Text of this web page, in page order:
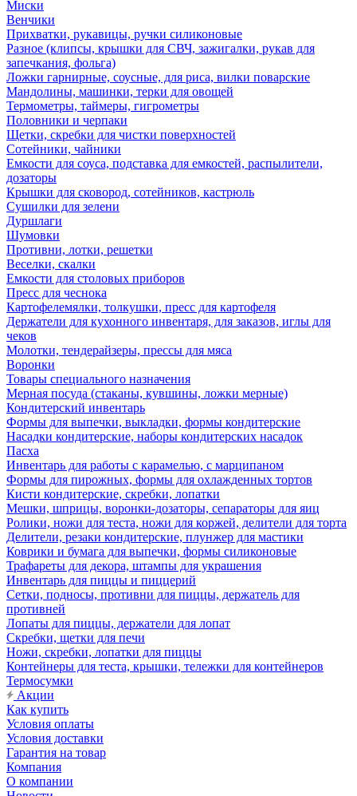
Миски
Венчики
Прихватки, рукавицы, ручки силиконовые
Разное (клипсы, крышки для СВЧ, зажигалки, рукав для
запечкания, фольга)
Ложки гарнирные, соусные, для риса, вилки поварские
Мандолины, машинки, терки для овощей
Термометры, таймеры, гигрометры
Половники и черпаки
Щетки, скребки для чистки поверхностей
Сотейники, чайники
Емкости для соуса, подставка для емкостей, распылители,
дозаторы
Крышки для сковород, сотейников, кастрюль
Сушилки для зелени
Дуршлаги
Шумовки
Противни, лотки, решетки
Веселки, скалки
Емкости для столовых приборов
Пресс для чеснока
Картофелемялки, толкушки, пресс для картофеля
Держатели для кухонного инвентаря, для заказов, иглы для
чеков
Молотки, тендерайзеры, прессы для мяса
Воронки
Товары специального назначения
Мерная посуда (стаканы, кувшины, ложки мерные)
Кондитерский инвентарь
Формы для выпечки, выкладки, формы кондитерские
Насадки кондитерские, наборы кондитерских насадок
Пасха
Инвентарь для работы с карамелью, с марципаном
Формы для пирожных, формы для охлажденных тортов
Кисти кондитерские, скребки, лопатки
Мешки, шприцы, воронки-дозаторы, сепараторы для яиц
Ролики, ножи для теста, ножи для коржей, делители для торта
Делители, резаки кондитерские, плунжер для мастики
Коврики и бумага для выпечки, формы силиконовые
Трафареты для декора, штампы для украшения
Инвентарь для пиццы и пиццерий
Сетки, подносы, противни для пиццы, держатель для
противней
Лопаты для пиццы, держатели для лопат
Скребки, щетки для печи
Ножи, скребки, лопатки для пиццы
Контейнеры для теста, крышки, тележки для контейнеров
Термосумки
Акции
Как купить
Условия оплаты
Условия доставки
Гарантия на товар
Компания
О компании